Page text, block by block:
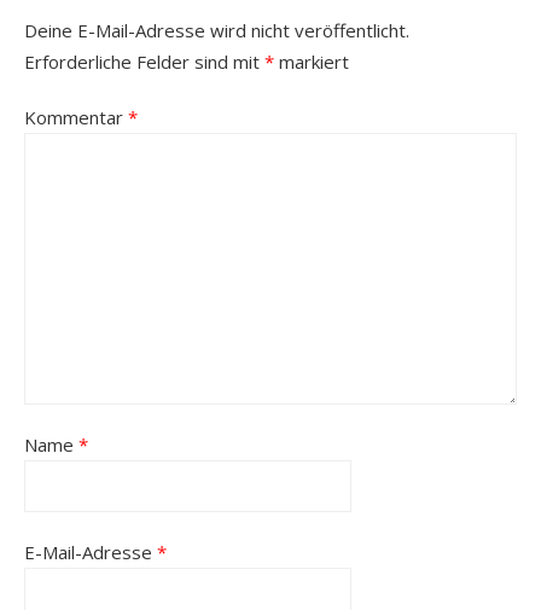
Deine E-Mail-Adresse wird nicht veröffentlicht.
Erforderliche Felder sind mit * markiert
Kommentar *
Name *
E-Mail-Adresse *